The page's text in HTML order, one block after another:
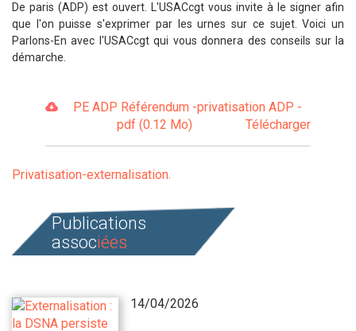
De paris (ADP) est ouvert. L'USACcgt vous invite à le signer afin
que l'on puisse s'exprimer par les urnes sur ce sujet. Voici un
Parlons-En avec l'USACcgt qui vous donnera des conseils sur la
démarche.
PE ADP Référendum -privatisation ADP -
pdf (0.12 Mo)
Télécharger
Privatisation-externalisation
Publications
associées
14/04/2026